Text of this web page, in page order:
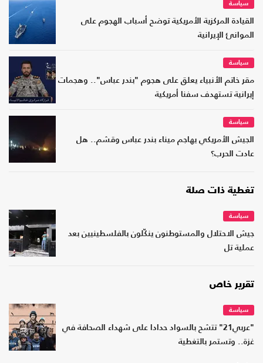
سياسة
القيادة المركزية الأمريكية توضح أسباب الهجوم على
الموانئ الإيرانية
سياسة
مقر خاتم الأنبياء يعلق على هجوم "بندر عباس".. وهجمات
إيرانية تستهدف سفنا أمريكية
سياسة
الجيش الأمريكي يهاجم ميناء بندر عباس وقشم.. هل
عادت الحرب؟
تغطية ذات صلة
سياسة
جيش الاحتلال والمستوطنون ينكّلون بالفلسطينيين بعد
عملية تل
تقرير خاص
سياسة
"عربي21" تتشح بالسواد حدادا على شهداء الصحافة في
غزة.. وتستمر بالتغطية